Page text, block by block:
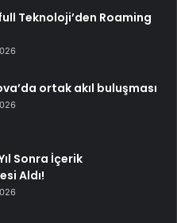
Teknoloji’den Roaming
ortak akıl buluşması
Sonra İçerik
Aldı!